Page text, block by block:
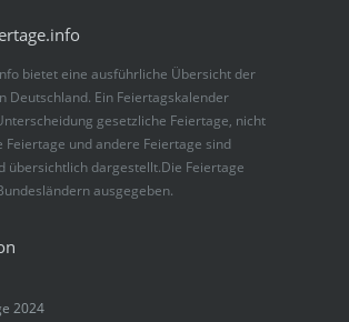
bietet eine ausführliche Übersicht der
Deutschland. Ein Feiertagskalender
gesetzliche Feiertage, nicht
Feiertage und andere Feiertage sind
übersichtlich dargestellt.Die Feiertage
ausgegeben.
2024